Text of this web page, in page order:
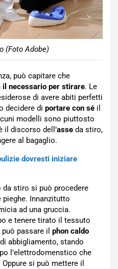
(Foto Adobe)
può capitare che
il necessario per stirare. Le
di avere abiti perfetti
decidere di portare con sé il
modelli sono piuttosto
il discorso dell’asse da stiro,
al bagaglio.
dovresti iniziare
da stiro si può procedere
Innanzitutto
ad una gruccia.
e tenere tirato il tessuto
passare il phon caldo
abbigliamento, stando
l’elettrodomenstico che
si può mettere il